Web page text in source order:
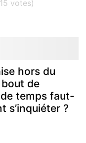
hors du
de
temps faut-
s’inquiéter ?